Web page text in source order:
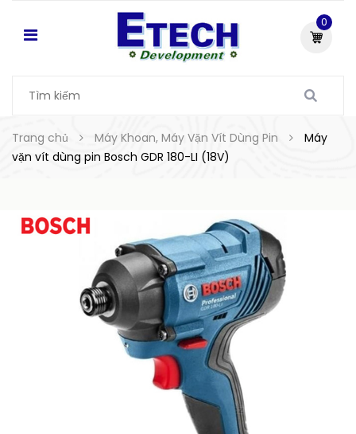
0
Trang chủ Máy Khoan, Máy Vặn Vít Dùng Pin
Máy
vặn vít dùng pin Bosch GDR 180-LI (18V)